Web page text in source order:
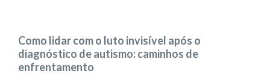
Como lidar com o luto invisível após o
diagnóstico de autismo: caminhos de
enfrentamento